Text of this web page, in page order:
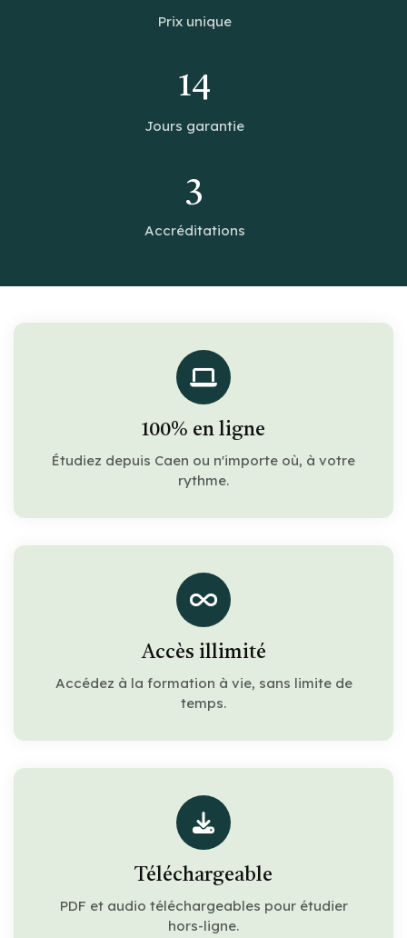
Prix unique
14
Jours garantie
3
Accréditations
100% en ligne
Étudiez depuis Caen ou n'importe où, à votre
rythme.
Accès illimité
Accédez à la formation à vie, sans limite de
temps.
Téléchargeable
PDF et audio téléchargeables pour étudier
hors-ligne.